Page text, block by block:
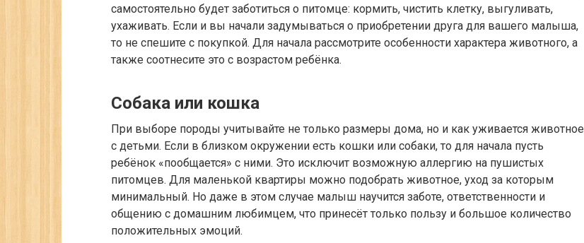
самостоятельно будет заботиться о питомце: кормить, чистить клетку, выгуливать,
ухаживать. Если и вы начали задумываться о приобретении друга для вашего малыша,
то не спешите с покупкой. Для начала рассмотрите особенности характера животного, а
также соотнесите это с возрастом ребёнка.
Собака или кошка
При выборе породы учитывайте не только размеры дома, но и как уживается животное
с детьми. Если в близком окружении есть кошки или собаки, то для начала пусть
ребёнок «пообщается» с ними. Это исключит возможную аллергию на пушистых
питомцев. Для маленькой квартиры можно подобрать животное, уход за которым
минимальный. Но даже в этом случае малыш научится заботе, ответственности и
общению с домашним любимцем, что принесёт только пользу и большое количество
положительных эмоций.